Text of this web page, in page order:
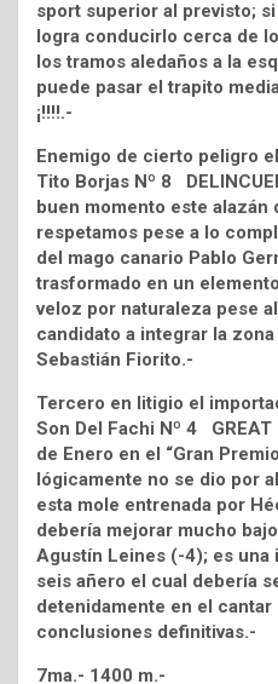
sport superior al previsto;
logra conducirlo cerca de
los tramos aledaños a la
puede pasar el trapito
¡!!!!.-
Enemigo de cierto peligro
Tito Borjas Nº 8
buen momento este
respetamos pese a lo
del mago canario Pablo
trasformado en un
veloz por naturaleza pese
candidato a integrar la
Sebastián Fiorito.-
Tercero en litigio el
Son Del Fachi Nº 4
de Enero en el “Gran
lógicamente no se dio por
esta mole entrenada por
debería mejorar mucho
Agustín Leines (-4); es una
seis añero el cual debería
detenidamente en el
conclusiones definitivas.-
7ma.- 1400 m.-